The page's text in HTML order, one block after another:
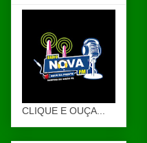
CLIQUE E OUÇA...